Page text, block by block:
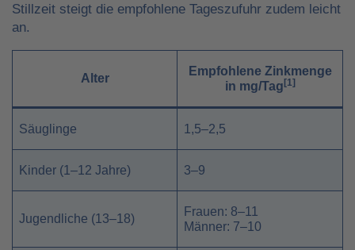
Stillzeit steigt die empfohlene Tageszufuhr zudem leicht
an.
Alter
Empfohlene Zinkmenge
in mg/Tag[1]
Säuglinge 1,5–2,5
Kinder (1–12 Jahre) 3–9
Jugendliche (13–18)
Frauen: 8–11
Männer: 7–10